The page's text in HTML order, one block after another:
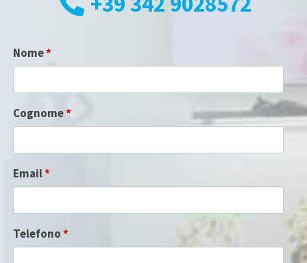
Nome*
Cognome*
Email*
Telefono*